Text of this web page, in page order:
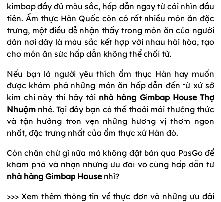
kimbap đầy đủ màu sắc, hấp dẫn ngay từ cái nhìn đầu
tiên. Ẩm thực Hàn Quốc còn có rất nhiều món ăn đặc
trưng, một điều dễ nhận thấy trong món ăn của người
dân nơi đây là màu sắc kết hợp với nhau hài hòa, tạo
cho món ăn sức hấp dẫn không thể chối từ.
Nếu bạn là người yêu thích ẩm thực Hàn hay muốn
được khám phá những món ăn hấp dẫn đến từ xứ sở
kim chi này thì hãy tới nhà hàng Gimbap House Thợ
Nhuộm nhé. Tại đây bạn có thể thoải mái thưởng thức
và tận hưởng trọn vẹn những hương vị thơm ngon
nhất, đặc trưng nhất của ẩm thực xứ Hàn đó.
Còn chần chừ gì nữa mà không đặt bàn qua PasGo để
khám phá và nhận những ưu đãi vô cùng hấp dẫn từ
nhà hàng Gimbap Housenhỉ?
>>> Xem thêm thông tin về thực đơn và những ưu đãi